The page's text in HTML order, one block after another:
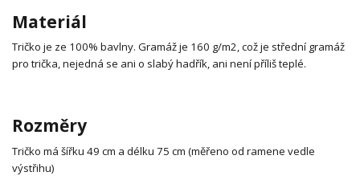
Materiál
Tričko je ze 100% bavlny. Gramáž je 160 g/m2, což je střední gramáž
pro trička, nejedná se ani o slabý hadřík, ani není příliš teplé.
Rozměry
Tričko má šířku 49 cm a délku 75 cm (měřeno od ramene vedle
výstřihu)